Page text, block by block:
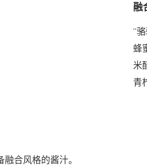
融
“
蜂
米
青
合风格的酱汁。